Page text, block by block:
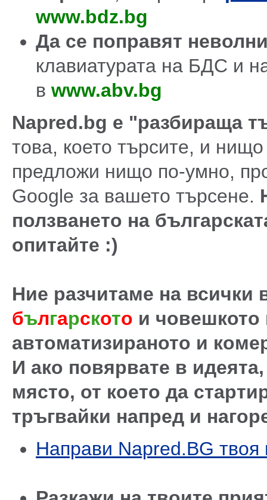
www.bdz.bg
Да се поправят
клавиатурата на БДС и
в www.abv.bg
Napred.bg е "разбираща
това, което търсите, и
предложи нищо по-умно,
Google за вашето търсене.
ползването на
опитайте :)
Ние разчитаме на всички
българското и човешкото
автоматизираното и
И ако повярвате в
място, от което да
тръгвайки напред и
Направи Napred.BG твоя